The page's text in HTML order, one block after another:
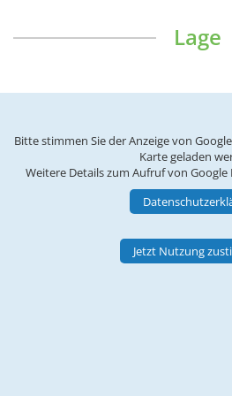
Lage
Bitte stimmen Sie der Anzeige von
Karte geladen
Weitere Details zum Aufruf von
Jetzt Nutzung